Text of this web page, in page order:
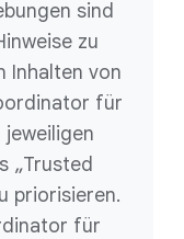
sind
zu
Inhalten von
für
„Trusted
priorisieren.
für